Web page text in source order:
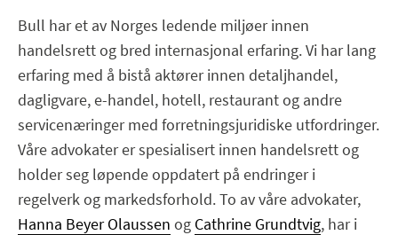
Bull har et av Norges ledende miljøer innen
handelsrett og bred internasjonal erfaring. Vi har lang
erfaring med å bistå aktører innen detaljhandel,
dagligvare, e-handel, hotell, restaurant og andre
servicenæringer med forretningsjuridiske utfordringer.
Våre advokater er spesialisert innen handelsrett og
holder seg løpende oppdatert på endringer i
regelverk og markedsforhold. To av våre advokater,
Hanna Beyer Olaussen og Cathrine Grundtvig, har i